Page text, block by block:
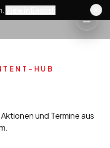
HUB
und Termine aus